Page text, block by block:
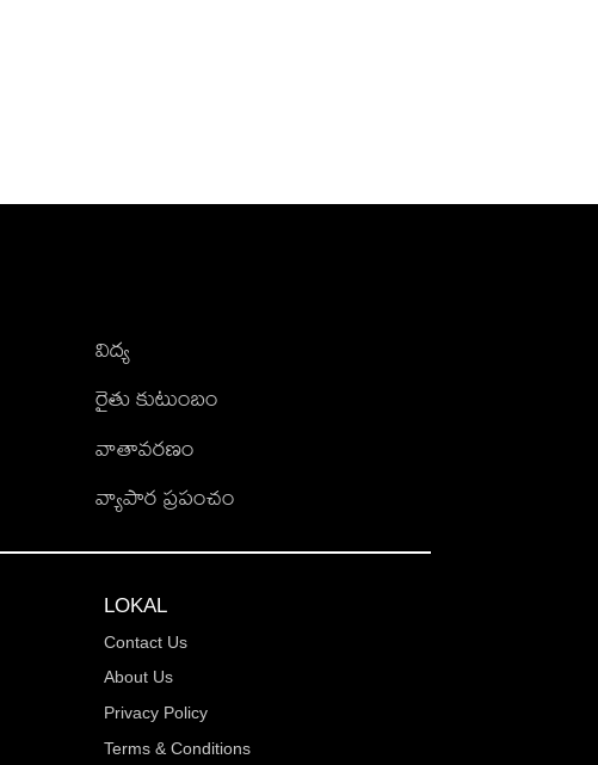
విద్య
రైతు కుటుంబం
వాతావరణం
వ్యాపార ప్రపంచం
LOKAL
Contact Us
About Us
Privacy Policy
Terms & Conditions